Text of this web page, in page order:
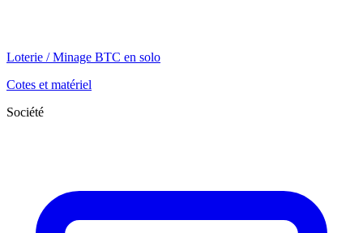
Loterie / Minage BTC en solo
Cotes et matériel
Société